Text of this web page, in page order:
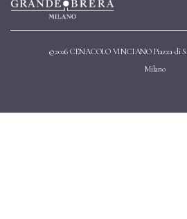
©2026 CENACOLO VINCIANO Piazza di
Milano